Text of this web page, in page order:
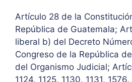
Artículo 28 de la
República de Guatemala;
liberal b) del Decreto
Congreso de la República
del Organismo Judicial;
1124, 1125, 1130, 1131,